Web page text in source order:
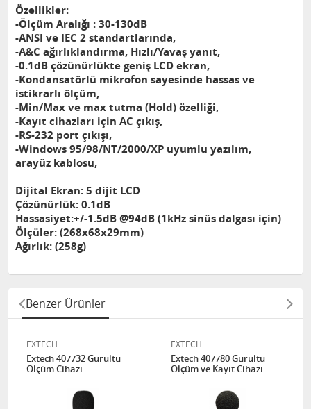
Özellikler:
-Ölçüm Aralığı : 30-130dB
-ANSI ve IEC 2 standartlarında,
-A&C ağırlıklandırma, Hızlı/Yavaş yanıt,
-0.1dB çözünürlükte geniş LCD ekran,
-Kondansatörlü mikrofon sayesinde hassas ve
istikrarlı ölçüm,
-Min/Max ve max tutma (Hold) özelliği,
-Kayıt cihazları için AC çıkış,
-RS-232 port çıkışı,
-Windows 95/98/NT/2000/XP uyumlu yazılım,
arayüz kablosu,
Dijital Ekran: 5 dijit LCD
Çözünürlük: 0.1dB
Hassasiyet:+/-1.5dB @94dB (1kHz sinüs dalgası için)
Ölçüler: (268x68x29mm)
Ağırlık: (258g)
Benzer Ürünler
EXTECH
Extech 407732 Gürültü
Ölçüm Cihazı
EXTECH
Extech 407780 Gürültü
Ölçüm ve Kayıt Cihazı